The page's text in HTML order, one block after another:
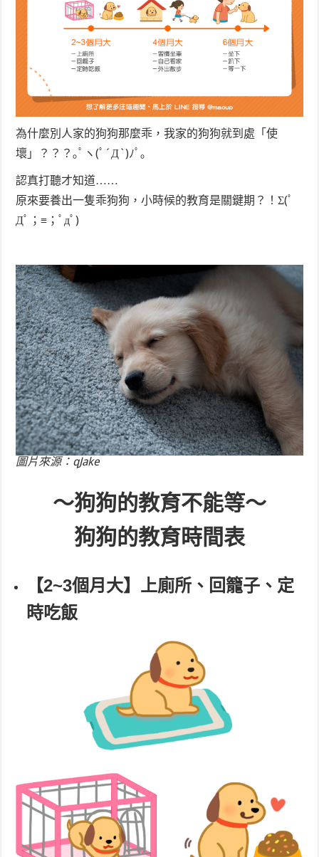
為什麼別人家的狗狗那麼乖，我家的狗狗就到處「使
壞」？？？｡ﾟヽ(ﾟ´Д`)ﾉﾟ｡
認真打聽才知道……
原來要養出一隻乖狗狗，小時候的教育是關鍵期？！Σ(ﾟ
Дﾟ；≡；ﾟдﾟ)
圖片來源：qJake
～狗狗的教育不能等～
狗狗的教育時間表
【2~3個月大】上廁所、回籠子、定
時吃飯